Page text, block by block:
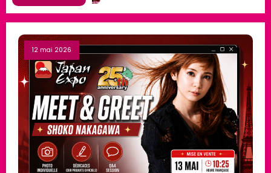
12 mai 2026